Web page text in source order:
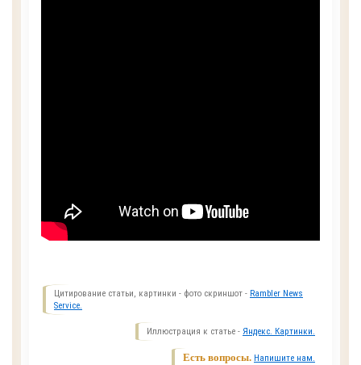
Цитирование статьи, картинки - фото скриншот - Rambler News
Service.
Иллюстрация к статье - Яндекс. Картинки.
Есть вопросы. Напишите нам.